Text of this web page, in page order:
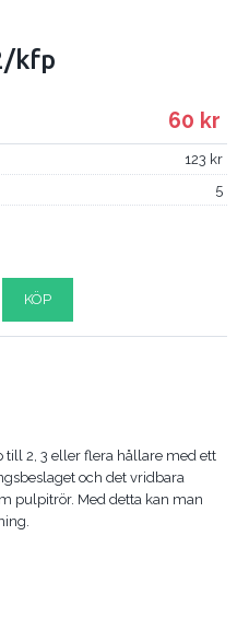
kfp
60
123
5
KÖP
till 2, 3 eller flera hållare med ett
och det vridbara
pulpitrör. Med detta kan man